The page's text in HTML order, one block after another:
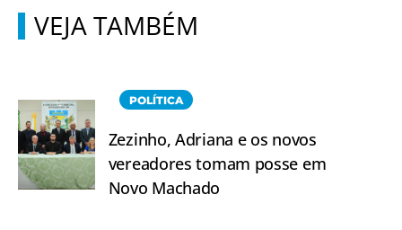
VEJA TAMBÉM
POLÍTICA
Zezinho, Adriana e os novos
vereadores tomam posse em
Novo Machado